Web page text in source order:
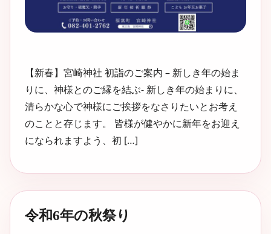
【新春】宮崎神社 初詣のご案内 – 新しき年の始ま
りに、神様とのご縁を結ぶ- 新しき年の始まりに、
清らかな心で神様にご挨拶をなさりたいとお考え
のことと存じます。 皆様が健やかに新年をお迎え
になられますよう、初 […]
令和6年の秋祭り